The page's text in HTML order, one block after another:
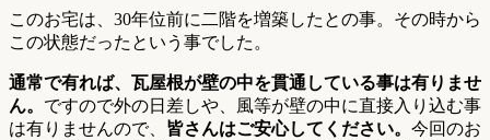
このお宅は、30年位前に二階を増築したとの事。その時から
この状態だったという事でした。
通常で有れば、瓦屋根が壁の中を貫通している事は有りませ
ん。 ですので外の日差しや、風等が壁の中に直接入り込む事
は有りませんので、 皆さんはご安心してください。 今回のお